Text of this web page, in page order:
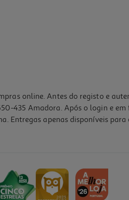
online. Antes do registo e
435 Amadora. Após o login e
Entregas apenas disponíveis